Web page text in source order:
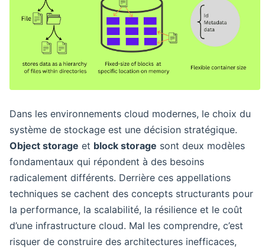
Dans les environnements cloud modernes, le choix du
système de stockage est une décision stratégique.
Object storage et block storage sont deux modèles
fondamentaux qui répondent à des besoins
radicalement différents. Derrière ces appellations
techniques se cachent des concepts structurants pour
la performance, la scalabilité, la résilience et le coût
d’une infrastructure cloud. Mal les comprendre, c’est
risquer de construire des architectures inefficaces,